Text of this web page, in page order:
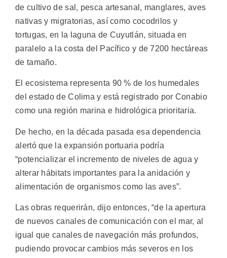
de cultivo de sal, pesca artesanal, manglares, aves
nativas y migratorias, así como cocodrilos y
tortugas, en la laguna de Cuyutlán, situada en
paralelo a la costa del Pacífico y de 7200 hectáreas
de tamaño.
El ecosistema representa 90 % de los humedales
del estado de Colima y está registrado por Conabio
como una región marina e hidrológica prioritaria.
De hecho, en la década pasada esa dependencia
alertó que la expansión portuaria podría
“potencializar el incremento de niveles de agua y
alterar hábitats importantes para la anidación y
alimentación de organismos como las aves”.
Las obras requerirán, dijo entonces, “de la apertura
de nuevos canales de comunicación con el mar, al
igual que canales de navegación más profundos,
pudiendo provocar cambios más severos en los